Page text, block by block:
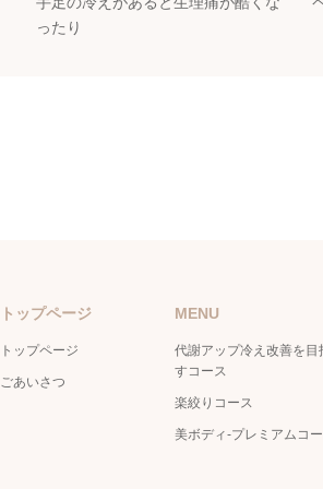
ったり
トップページ
トップページ
ごあいさつ
MENU
代謝アップ冷え改善を目
すコース
楽絞りコース
美ボディ-プレミアムコ